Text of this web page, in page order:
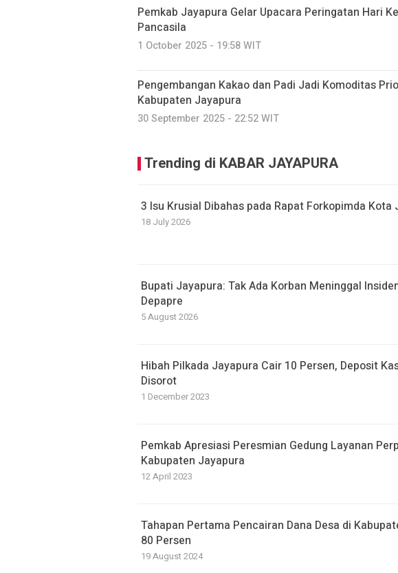
Pemkab Jayapura Gelar Upacara Peringatan Hari
Pancasila
1 October 2025 - 19:58 WIT
Pengembangan Kakao dan Padi Jadi Komoditas
Kabupaten Jayapura
30 September 2025 - 22:52 WIT
Trending di KABAR JAYAPURA
3 Isu Krusial Dibahas pada Rapat Forkopimda Kota
18 July 2026
Bupati Jayapura: Tak Ada Korban Meninggal
Depapre
5 August 2026
Hibah Pilkada Jayapura Cair 10 Persen, Deposit
Disorot
1 December 2023
Pemkab Apresiasi Peresmian Gedung Layanan
Kabupaten Jayapura
12 April 2023
Tahapan Pertama Pencairan Dana Desa di
80 Persen
19 August 2024